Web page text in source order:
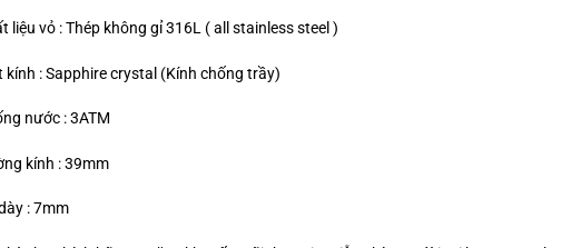
liệu vỏ : Thép không gỉ 316L ( all stainless steel )
kính : Sapphire crystal (Kính chống trầy)
nước : 3ATM
kính : 39mm
: 7mm